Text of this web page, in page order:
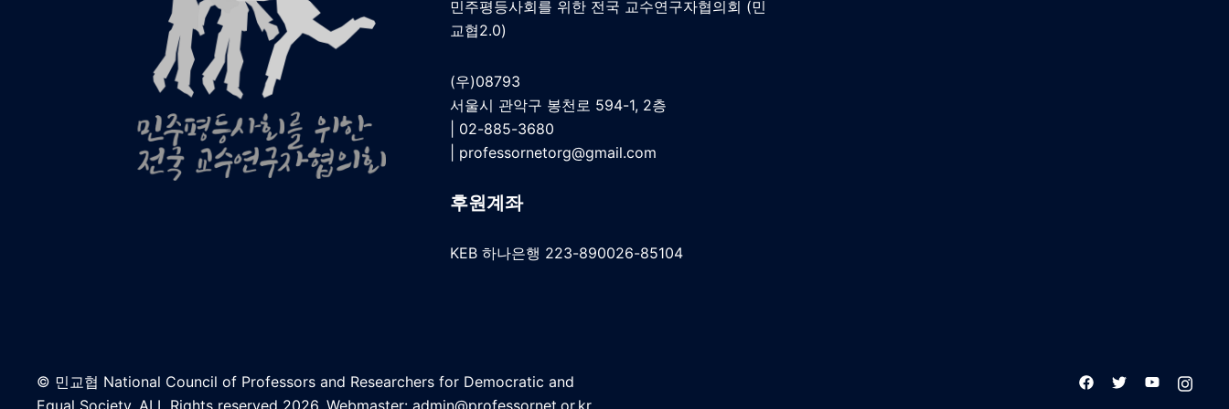
민주평등사회를 위한 전국 교수연구자협의회 (민
교협2.0)
(우)08793
서울시 관악구 봉천로 594-1, 2층
| 02-885-3680
professornetorg@gmail.com
후원계좌
KEB 하나은행 223-890026-85104
© 민교협 National Council of Professors and Researchers for Democratic and
Equal Society. ALL Rights reserved 2026. Webmaster: admin@professornet.or.kr